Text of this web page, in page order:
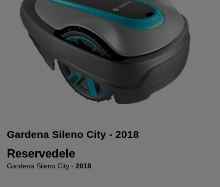
Gardena Sileno City - 2018
Reservedele
Gardena Sileno City - 2018